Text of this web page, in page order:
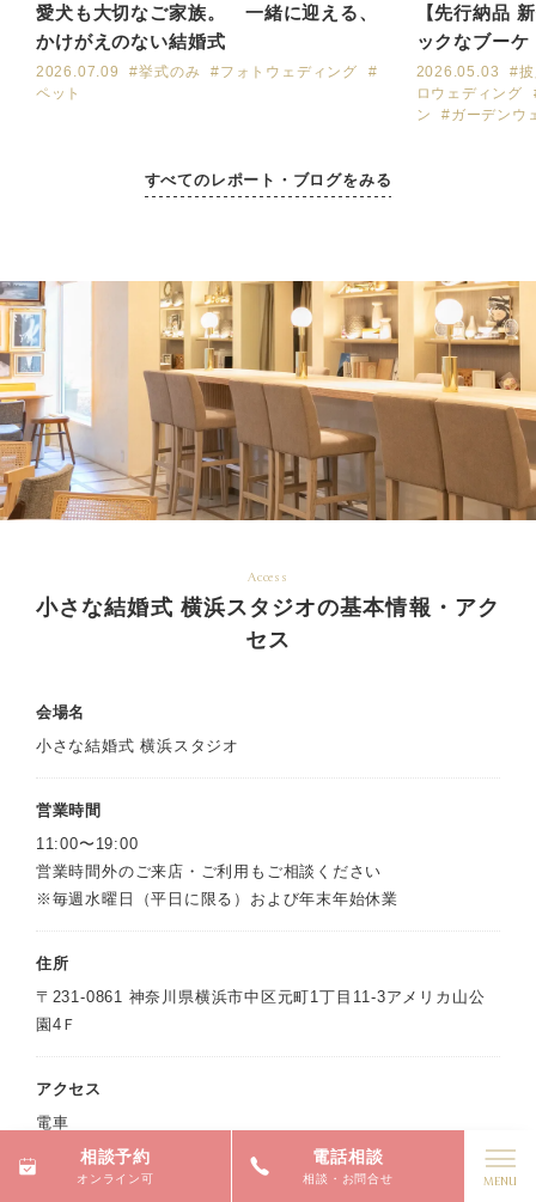
ています。
すべてのレポート・ブログをみる
愛犬も大切なご家族。 一緒に迎える、
かけがえのない結婚式
2026.07.09 #挙式のみ #フォトウェディング
#
ペット
【先行納品
ックなブーケ
2026.05.03
#
ロウェディング
ン
#ガーデンウ
Access
小さな結婚式 横浜スタジオの基本情報・アク
セス
会場名
小さな結婚式 横浜スタジオ
営業時間
11:00〜19:00
営業時間外のご来店・ご利用もご相談ください
※毎週水曜日（平日に限る）および年末年始休業
住所
〒231-0861 神奈川県横浜市中区元町1丁目11-3アメリカ山公
園4Ｆ
アクセス
電車
みなとみらい線「元町中華街駅」5・6番口徒歩約2分
相談予約
オンライン可
電話相談
相談・お問合せ